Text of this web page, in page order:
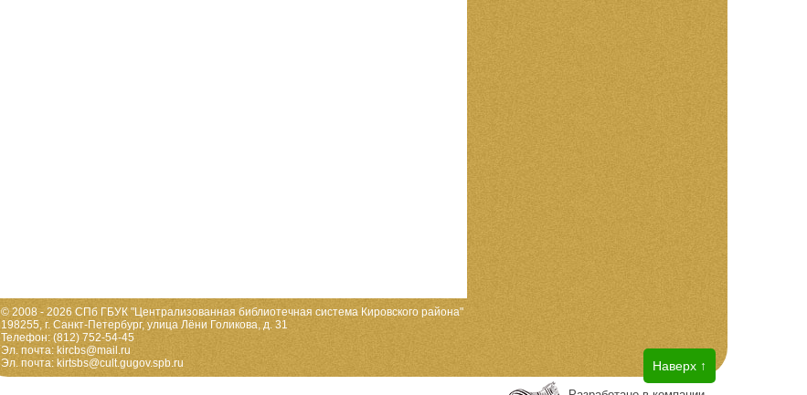
© 2008 - 2026 СПб ГБУК "Централизованная библиотечная система Кировского района"
198255, г. Санкт-Петербург, улица Лёни Голикова, д. 31
Телефон: (812) 752-54-45
Эл. почта: kircbs@mail.ru
Эл. почта: kirtsbs@cult.gugov.spb.ru
Наверх ↑